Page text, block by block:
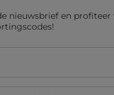
nieuwsbrief en profiteer